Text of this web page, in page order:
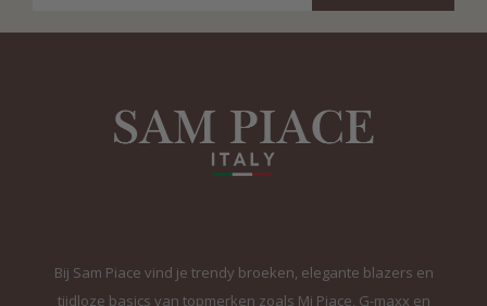
Bij Sam Piace vind je trendy broeken, elegante blazers en
tijdloze basics van topmerken zoals Mi Piace, G-maxx en